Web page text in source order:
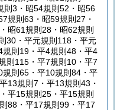
則3・昭54規則52・昭56
規則63・昭59規則27・
昭61規則28・昭62規則
30・平元規則118・平元
則19・平4規則48・平4
則115・平7規則10・平7
則65・平10規則84・平
13規則7・平13規則43・
平15規則25・平15規則
88・平17規則99・平17